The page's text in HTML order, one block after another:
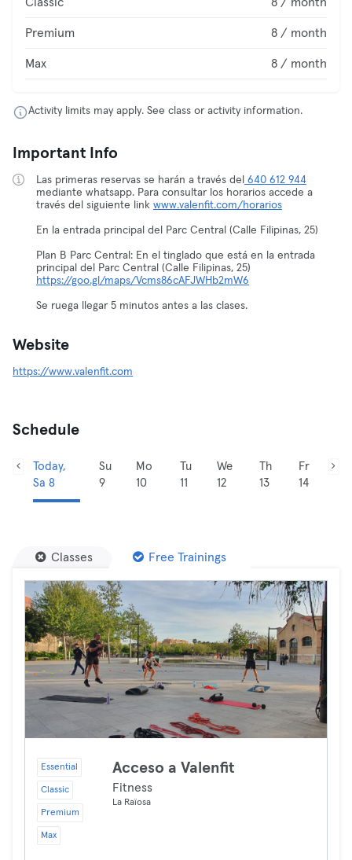
Premium 8 / month
Max 8 / month
Activity limits may apply. See class or activity information.
Important Info
Las primeras reservas se harán a través del 640 612 944
mediante whatsapp. Para consultar los horarios accede a
través del siguiente link www.valenfit.com/horarios
En la entrada principal del Parc Central (Calle Filipinas, 25)
Plan B Parc Central: En el tinglado que está en la entrada
principal del Parc Central (Calle Filipinas, 25)
https://goo.gl/maps/Vcms86cAFJWHb2mW6
Se ruega llegar 5 minutos antes a las clases.
Website
https://www.valenfit.com
Schedule
Today,
Sa 8
Su
9
Mo
10
Tu
11
We
12
Th
13
Fr
14
Classes Free Trainings
Essential
Classic
Premium
Max
Acceso a Valenfit
Fitness
La Raïosa